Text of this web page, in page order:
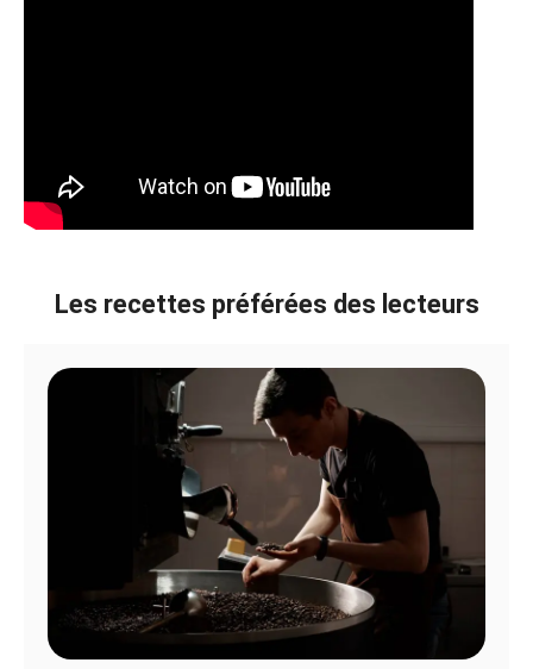
Les recettes préférées des lecteurs